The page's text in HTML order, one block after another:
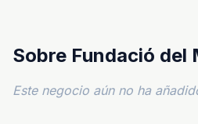
Sobre Fundació del
Este negocio aún no ha